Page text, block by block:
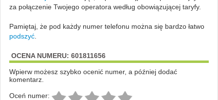
za połączenie Twojego operatora według obowiązującej taryfy.
Pamiętaj, że pod każdy numer telefonu można się bardzo łatwo
podszyć.
OCENA NUMERU: 601811656
Wpierw możesz szybko ocenić numer, a później dodać
komentarz.
Oceń numer: